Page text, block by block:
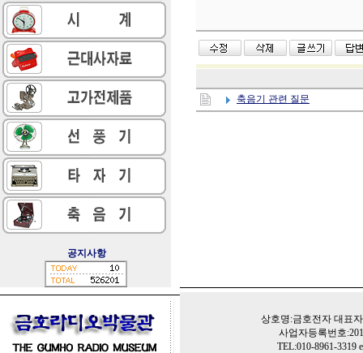
공지사항
축음기 관련 질문
상호명:금호전자 대표
사업자등록번호
TEL:010-8961-3319